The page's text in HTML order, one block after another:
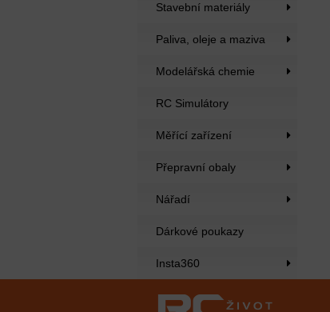
Stavební materiály
Paliva, oleje a maziva
Modelářská chemie
RC Simulátory
Měřící zařízení
Přepravní obaly
Nářadí
Dárkové poukazy
Insta360